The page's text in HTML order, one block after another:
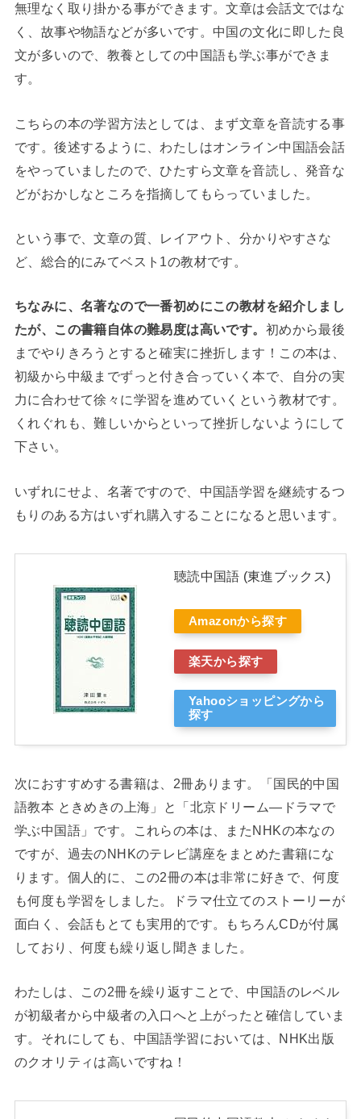
無理なく取り掛かる事ができます。文章は会話文ではな
く、故事や物語などが多いです。中国の文化に即した良
文が多いので、教養としての中国語も学ぶ事ができま
す。
こちらの本の学習方法としては、まず文章を音読する事
です。後述するように、わたしはオンライン中国語会話
をやっていましたので、ひたすら文章を音読し、発音な
どがおかしなところを指摘してもらっていました。
という事で、文章の質、レイアウト、分かりやすさな
ど、総合的にみてベスト1の教材です。
ちなみに、名著なので一番初めにこの教材を紹介しまし
たが、この書籍自体の難易度は高いです。 初めから最後
までやりきろうとすると確実に挫折します！この本は、
初級から中級までずっと付き合っていく本で、自分の実
力に合わせて徐々に学習を進めていくという教材です。
くれぐれも、難しいからといって挫折しないようにして
下さい。
いずれにせよ、名著ですので、中国語学習を継続するつ
もりのある方はいずれ購入することになると思います。
聴読中国語 (東進ブックス)
Amazonから探す
楽天から探す
Yahooショッピングから
探す
次におすすめする書籍は、2冊あります。「国民的中国
語教本 ときめきの上海」と「北京ドリーム―ドラマで
学ぶ中国語」です。これらの本は、またNHKの本なの
ですが、過去のNHKのテレビ講座をまとめた書籍にな
ります。個人的に、この2冊の本は非常に好きで、何度
も何度も学習をしました。ドラマ仕立てのストーリーが
面白く、会話もとても実用的です。もちろんCDが付属
しており、何度も繰り返し聞きました。
わたしは、この2冊を繰り返すことで、中国語のレベル
が初級者から中級者の入口へと上がったと確信していま
す。それにしても、中国語学習においては、NHK出版
のクオリティは高いですね！